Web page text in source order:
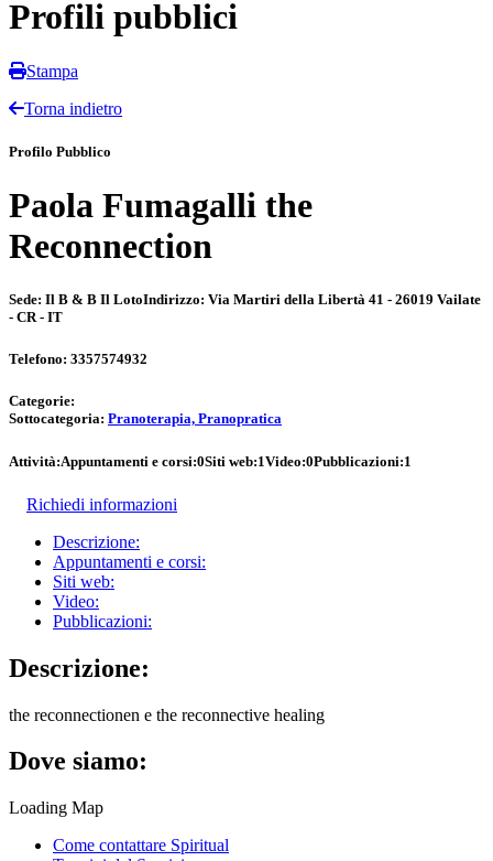
Profili pubblici
Stampa
Torna indietro
Profilo Pubblico
Paola Fumagalli the
Reconnection
Sede: Il B & B Il LotoIndirizzo: Via Martiri della Libertà 41 - 26019 Vailate
- CR - IT
Telefono: 3357574932
Categorie:
Sottocategoria: Pranoterapia, Pranopratica
Attività:Appuntamenti e corsi:0Siti web:1Video:0Pubblicazioni:1
Richiedi informazioni
Descrizione:
Appuntamenti e corsi:
Siti web:
Video:
Pubblicazioni:
Descrizione:
the reconnectionen e the reconnective healing
Dove siamo:
Loading Map
Come contattare Spiritual